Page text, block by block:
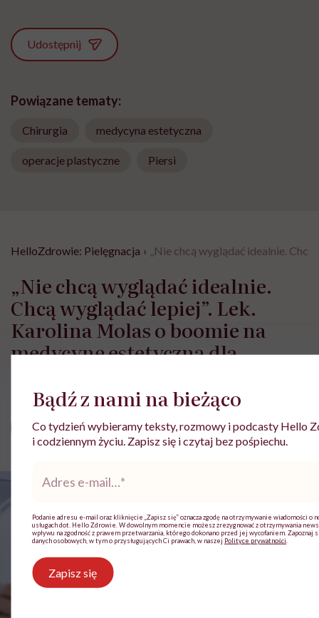
Udostępnij
Powiązane tematy:
Chirurgia medycyna estetyczna
operacje plastyczne Piersi
HelloZdrowie: Pielęgnacja › „Nie chcą wyglądać idealnie.
„Nie chcą wyglądać idealnie.
Chcą wyglądać lepiej”. Lek.
Karolina Molas o boomie na
medycynę estetyczną dla
Magdalena Tereszczuk-Brach
Opublikowano:21.05.2026 08:11
Bądź z nami na bieżąco
Co tydzień wybieramy teksty, rozmowy i podcasty Hello
i codziennym życiu. Zapisz się i czytaj bez pośpiechu.
mail*
Podanie adresu e-mail oraz kliknięcie „Zapisz się” oznacza zgodę na otrzymywanie wiadomości o
usługach dot. Hello Zdrowie. W dowolnym momencie możesz zrezygnować z otrzymywania
wpływu na zgodność z prawem przetwarzania, którego dokonano przed jej wycofaniem. Zapoznaj
danych osobowych, w tym o przysługujących Ci prawach, w naszej Polityce prywatności
Zapisz się